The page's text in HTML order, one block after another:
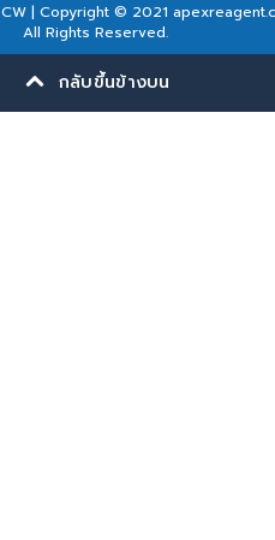
CW| Copyright © 2021
All Rights Reserved.
กลับขึ้นข้างบน